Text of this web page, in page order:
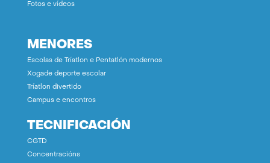
Fotos e vídeos
MENORES
Escolas de Tríatlon e Pentatlón modernos
Xogade deporte escolar
Tríatlon divertido
Campus e encontros
TECNIFICACIÓN
CGTD
Concentracións